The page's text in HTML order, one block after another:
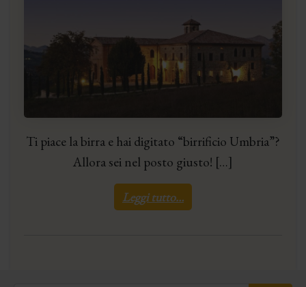
Ti piace la birra e hai digitato “birrificio Umbria”?
Allora sei nel posto giusto! […]
Leggi tutto…